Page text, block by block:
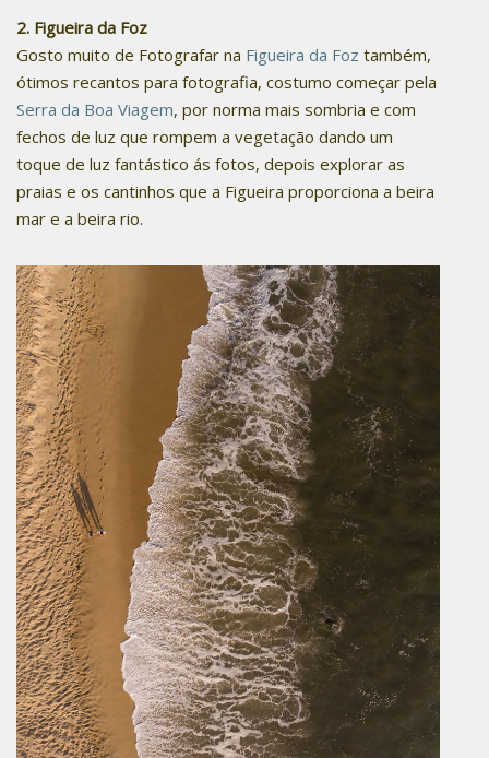
2. Figueira da Foz
Gosto muito de Fotografar na Figueira da Foz também,
ótimos recantos para fotografia, costumo começar pela
Serra da Boa Viagem, por norma mais sombria e com
fechos de luz que rompem a vegetação dando um
toque de luz fantástico ás fotos, depois explorar as
praias e os cantinhos que a Figueira proporciona a beira
mar e a beira rio.